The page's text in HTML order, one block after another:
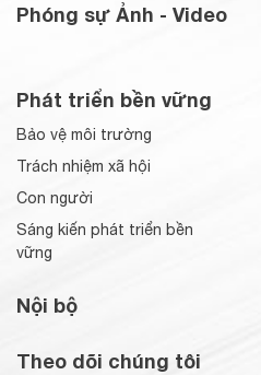
Phóng sự Ảnh - Video
Phát triển bền vững
Bảo vệ môi trường
Trách nhiệm xã hội
Con người
Sáng kiến phát triển bền
vững
Nội bộ
Theo dõi chúng tôi